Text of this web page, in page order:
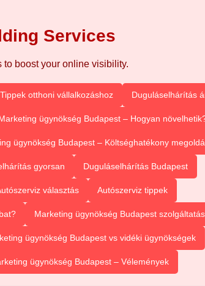
Services
boost your online visibility.
Tippek otthoni vállalkozáshoz Duguláselhárítás
ügynökség Budapest – Hogyan
ügynökség Budapest – Költséghatékony
gyorsan Duguláselhárítás Budapest
választás Autószerviz tippek
Marketing ügynökség Budapest
ügynökség Budapest vs vidéki ügynökségek
ügynökség Budapest – Vélemények